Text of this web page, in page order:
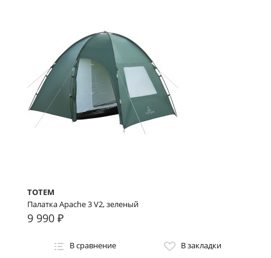
TOTEM
Палатка Apache 3 V2, зеленый
9 990 ₽
В сравнение В закладки